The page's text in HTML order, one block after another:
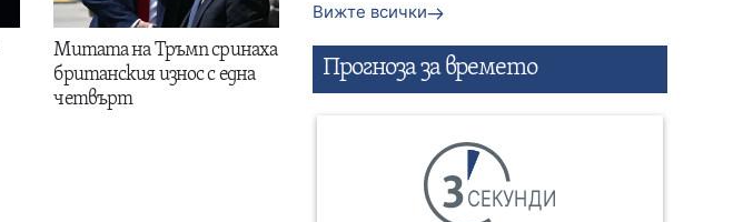
Митата на Тръмп сринаха
британския износ с една
четвърт
Вижте всички
Прогнозa за времето
СЕКУНДИ